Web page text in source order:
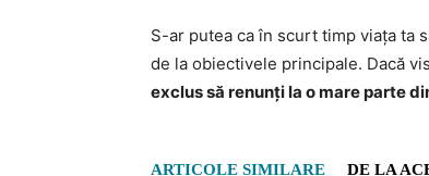
S-ar putea ca în scurt timp viața ta
de la obiectivele principale. Dacă
exclus să renunți la o mare parte
ARTICOLE SIMILARE DE LA